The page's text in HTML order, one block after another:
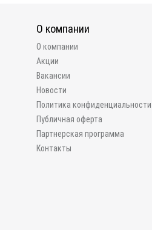
О компании
О компании
Акции
Вакансии
Новости
Политика конфиденциальности
Публичная оферта
Партнерская программа
Контакты